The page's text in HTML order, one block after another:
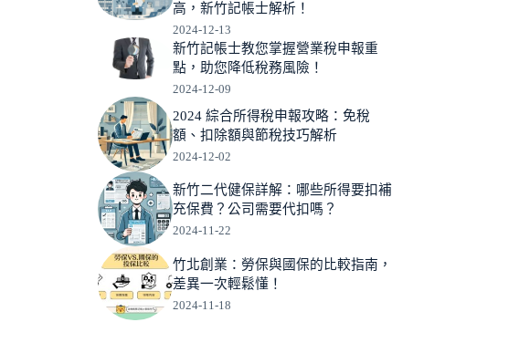
高，新竹記帳士解析！
2024-12-13
新竹記帳士教您掌握營業稅申報重
點，助您降低稅務風險！
2024-12-09
2024 綜合所得稅申報攻略：免稅
額、扣除額與節稅技巧解析
2024-12-02
新竹二代健保詳解：哪些所得要扣補
充保費？公司需要代扣嗎？
2024-11-22
竹北創業：勞保與國保的比較指南，
差異一次輕鬆懂！
2024-11-18